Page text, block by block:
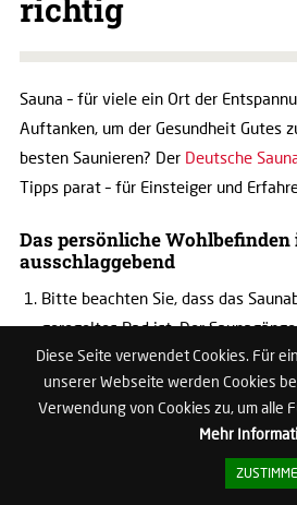
Diese Seite verwendet Cookies. Für
unserer Webseite werden Cookies
Verwendung von Cookies zu, um alle
Mehr
richtig
Sauna – für viele ein Ort der
Auftanken, um der Gesundheit Gutes
besten Saunieren? Der Deutsche
Tipps parat – für Einsteiger und
Das persönliche Wohlbefinden
ausschlaggebend
Bitte beachten Sie, dass das
geregeltes Bad ist. Der
©Christian Schwier/
erster Linie wohlfühlen. So können
Saunagänger zum Beispiel länger
Kabine bleiben, Neulinge werden